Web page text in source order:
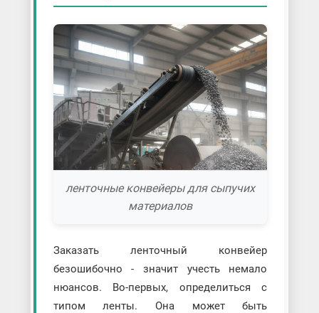
ленточные конвейеры для сыпучих
материалов
Заказать ленточный конвейер
безошибочно - значит учесть немало
нюансов. Во-первых, определиться с
типом ленты. Она может быть